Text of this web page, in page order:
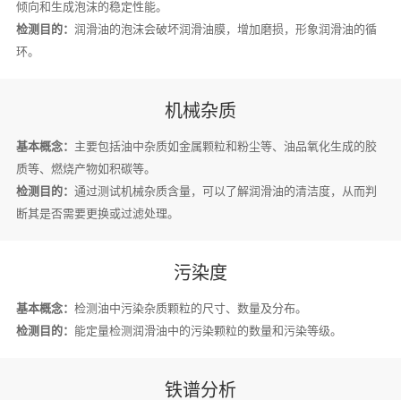
倾向和生成泡沫的稳定性能。
检测目的： 润滑油的泡沫会破坏润滑油膜，增加磨损，形象润滑油的循
环。
机械杂质
基本概念： 主要包括油中杂质如金属颗粒和粉尘等、油品氧化生成的胶
质等、燃烧产物如积碳等。
检测目的： 通过测试机械杂质含量，可以了解润滑油的清洁度，从而判
断其是否需要更换或过滤处理。
污染度
基本概念： 检测油中污染杂质颗粒的尺寸、数量及分布。
检测目的： 能定量检测润滑油中的污染颗粒的数量和污染等级。
铁谱分析